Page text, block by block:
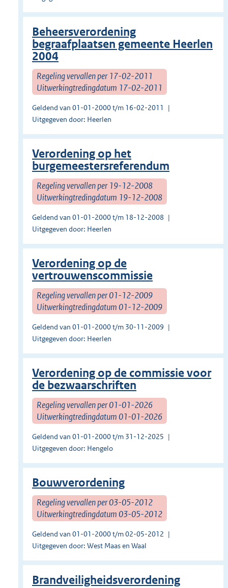
Beheersverordening
begraafplaatsen gemeente Heerlen
2004
Regeling vervallen per 17-02-2011
Uitwerkingtredingdatum 17-02-2011
Geldend van 01-01-2000 t/m 16-02-2011
Uitgegeven door: Heerlen
Verordening op het
burgemeestersreferendum
Regeling vervallen per 19-12-2008
Uitwerkingtredingdatum 19-12-2008
Geldend van 01-01-2000 t/m 18-12-2008
Uitgegeven door: Heerlen
Verordening op de
vertrouwenscommissie
Regeling vervallen per 01-12-2009
Uitwerkingtredingdatum 01-12-2009
Geldend van 01-01-2000 t/m 30-11-2009
Uitgegeven door: Heerlen
Verordening op de commissie voor
de bezwaarschriften
Regeling vervallen per 01-01-2026
Uitwerkingtredingdatum 01-01-2026
Geldend van 01-01-2000 t/m 31-12-2025
Uitgegeven door: Hengelo
Bouwverordening
Regeling vervallen per 03-05-2012
Uitwerkingtredingdatum 03-05-2012
Geldend van 01-01-2000 t/m 02-05-2012
Uitgegeven door: West Maas en Waal
Brandveiligheidsverordening